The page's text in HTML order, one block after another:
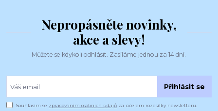
Nepropásněte novinky,
akce a slevy!
Můžete se kdykoli odhlásit. Zasíláme jednou za 14 dní.
Přihlásit se
Souhlasím se zpracováním osobních údajů za účelem rozesílky newsletteru.